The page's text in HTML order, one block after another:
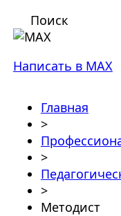
Поиск
Написать в MAX
Главная
>
>
>
Методист